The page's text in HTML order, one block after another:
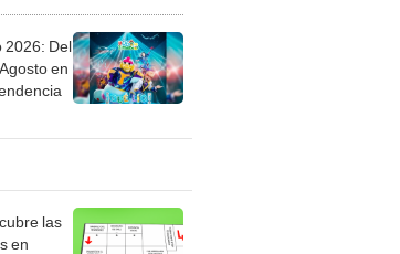
2026: Del
en
las
en